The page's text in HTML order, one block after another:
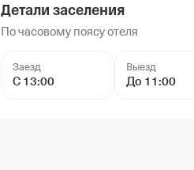
Детали заселения
По часовому поясу отеля
Заезд
С 13:00
Выезд
До 11:00